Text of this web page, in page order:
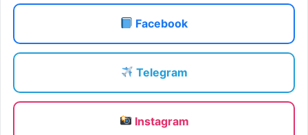
Facebook
Telegram
Instagram